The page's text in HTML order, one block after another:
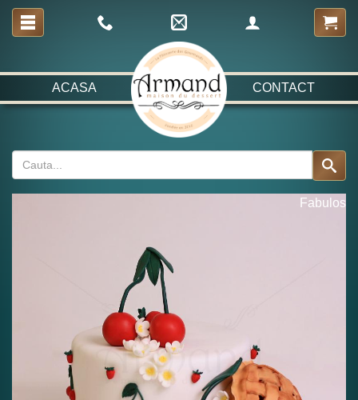
ACASA CONTACT
Fabulos